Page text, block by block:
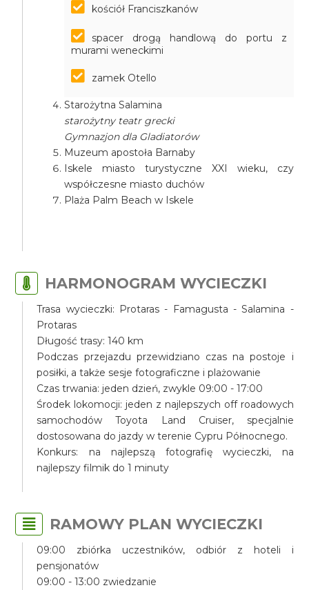
kościół Franciszkanów
spacer drogą handlową do portu z
murami weneckimi
zamek Otello
Starożytna Salamina
starożytny teatr grecki
Gymnazjon dla Gladiatorów
Muzeum apostoła Barnaby
Iskele miasto turystyczne XXI wieku, czy
współczesne miasto duchów
Plaża Palm Beach w Iskele
HARMONOGRAM WYCIECZKI
Trasa wycieczki: Protaras - Famagusta - Salamina -
Protaras
Długość trasy: 140 km
Podczas przejazdu przewidziano czas na postoje i
posiłki, a także sesje fotograficzne i plażowanie
Czas trwania: jeden dzień, zwykle 09:00 - 17:00
Środek lokomocji: jeden z najlepszych off roadowych
samochodów Toyota Land Cruiser, specjalnie
dostosowana do jazdy w terenie Cypru Północnego.
Konkurs: na najlepszą fotografię wycieczki, na
najlepszy filmik do 1 minuty
RAMOWY PLAN WYCIECZKI
09:00 zbiórka uczestników, odbiór z hoteli i
pensjonatów
09:00 - 13:00 zwiedzanie